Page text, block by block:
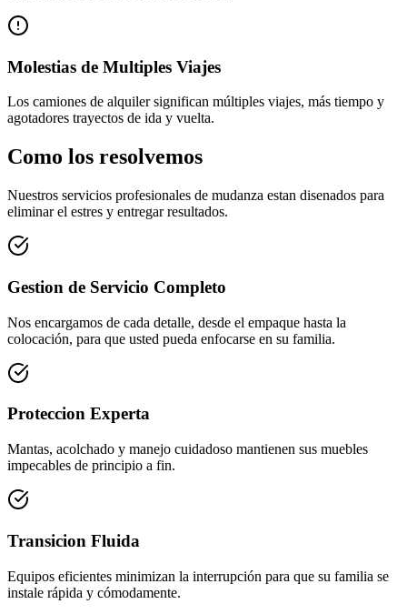
Molestias de Multiples Viajes
Los camiones de alquiler significan múltiples viajes, más tiempo y
agotadores trayectos de ida y vuelta.
Como los resolvemos
Nuestros servicios profesionales de mudanza estan disenados para
eliminar el estres y entregar resultados.
Gestion de Servicio Completo
Nos encargamos de cada detalle, desde el empaque hasta la
colocación, para que usted pueda enfocarse en su familia.
Proteccion Experta
Mantas, acolchado y manejo cuidadoso mantienen sus muebles
impecables de principio a fin.
Transicion Fluida
Equipos eficientes minimizan la interrupción para que su familia se
instale rápida y cómodamente.